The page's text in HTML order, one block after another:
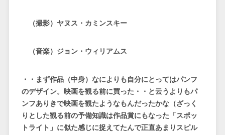
（撮影）ヤヌス・カミンスキー
（音楽）ジョン・ウィリアムス
・・まず作品（中身）なによりも自分にとってはパンフ
のデザイン。映画を観る前に買った・・と云うよりもパ
ンフありきで映画を観たようなもんだったかな（ざっく
りとした観る前の予備知識は作品賞にもなった「スポッ
トライト」に似た感じに捉えてたんで正直あまりスピル